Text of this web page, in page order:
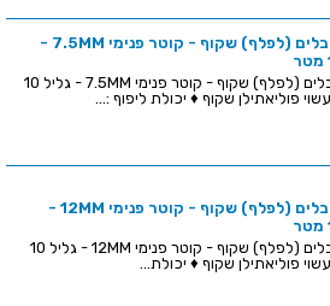
מאגד כבלים (לפלף) שקוף - קוטר פנימי 7.5MM -
מאגד כבלים (לפלף) שקוף - קוטר פנימי 7.5MM - גליל 10
פוליאתילן שקוף ♦ יכולת ליפוף :...
מאגד כבלים (לפלף) שקוף - קוטר פנימי 12MM -
מאגד כבלים (לפלף) שקוף - קוטר פנימי 12MM - גליל 10
פוליאתילן שקוף ♦ יכולת...